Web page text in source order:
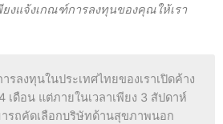
งแจ้งเกณฑ์การลงทุนของคุณให้เรา
รลงทุนในประเทศไทยของเราเปิดค้าง
เดือน แต่ภายในเวลาเพียง 3 สัปดาห์
รถคัดเลือกบริษัทด้านสุขภาพนอก